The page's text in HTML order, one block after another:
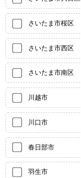
さいたま市桜区
さいたま市西区
さいたま市南区
川越市
川口市
春日部市
羽生市